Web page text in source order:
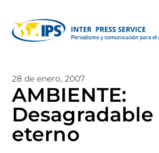
28 de enero, 2007
AMBIENTE:
eterno